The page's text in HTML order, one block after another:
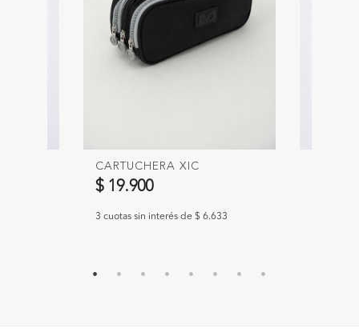
CARTUCHERA XIC
$ 19.900
3 cuotas sin interés de $ 6.633